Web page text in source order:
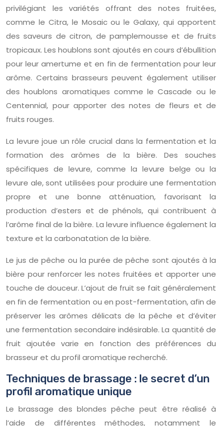
privilégiant les variétés offrant des notes fruitées,
comme le Citra, le Mosaic ou le Galaxy, qui apportent
des saveurs de citron, de pamplemousse et de fruits
tropicaux. Les houblons sont ajoutés en cours d’ébullition
pour leur amertume et en fin de fermentation pour leur
arôme. Certains brasseurs peuvent également utiliser
des houblons aromatiques comme le Cascade ou le
Centennial, pour apporter des notes de fleurs et de
fruits rouges.
La levure joue un rôle crucial dans la fermentation et la
formation des arômes de la bière. Des souches
spécifiques de levure, comme la levure belge ou la
levure ale, sont utilisées pour produire une fermentation
propre et une bonne atténuation, favorisant la
production d’esters et de phénols, qui contribuent à
l’arôme final de la bière. La levure influence également la
texture et la carbonatation de la bière.
Le jus de pêche ou la purée de pêche sont ajoutés à la
bière pour renforcer les notes fruitées et apporter une
touche de douceur. L’ajout de fruit se fait généralement
en fin de fermentation ou en post-fermentation, afin de
préserver les arômes délicats de la pêche et d’éviter
une fermentation secondaire indésirable. La quantité de
fruit ajoutée varie en fonction des préférences du
brasseur et du profil aromatique recherché.
Techniques de brassage : le secret d’un
profil aromatique unique
Le brassage des blondes pêche peut être réalisé à
l’aide de différentes méthodes, notamment le